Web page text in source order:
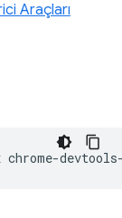
Araçları